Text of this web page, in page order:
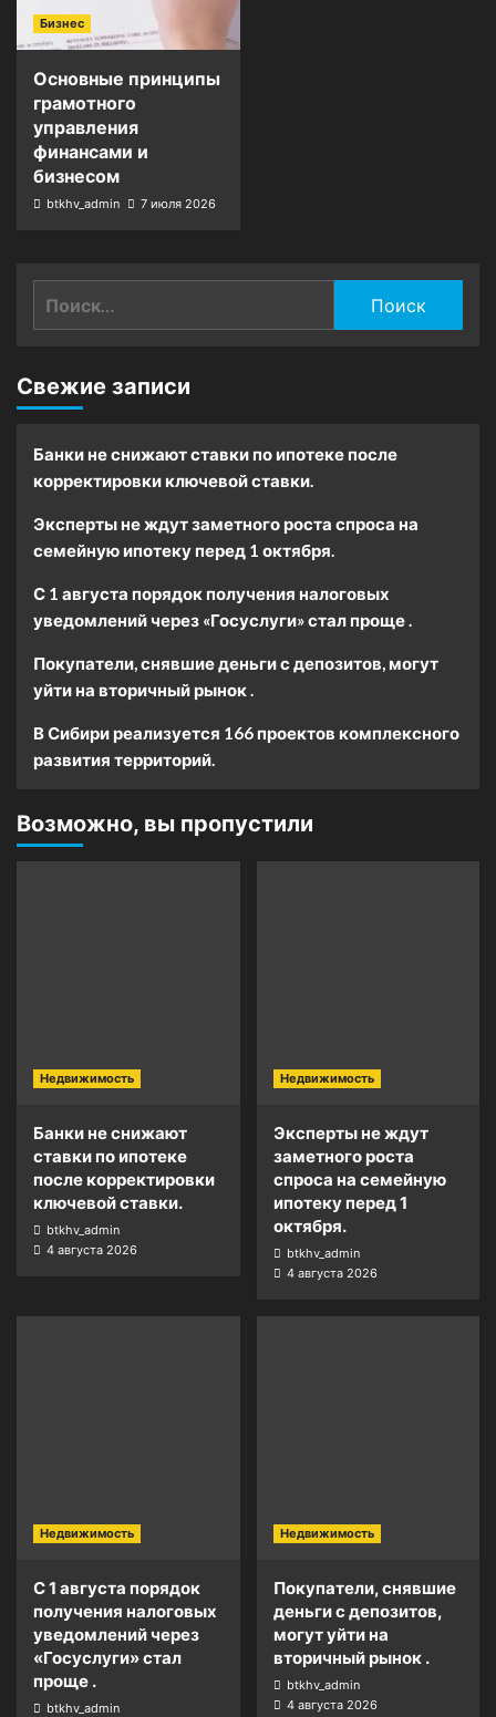
Бизнес
Основные принципы
грамотного
управления
финансами и
бизнесом
btkhv_admin 7 июля 2026
Свежие записи
Банки не снижают ставки по ипотеке после
корректировки ключевой ставки.
Эксперты не ждут заметного роста спроса на
семейную ипотеку перед 1 октября.
С 1 августа порядок получения налоговых
уведомлений через «Госуслуги» стал проще .
Покупатели, снявшие деньги с депозитов, могут
уйти на вторичный рынок .
В Сибири реализуется 166 проектов комплексного
развития территорий.
Возможно, вы пропустили
Недвижимость
Банки не снижают
ставки по ипотеке
после корректировки
ключевой ставки.
btkhv_admin
4 августа 2026
Недвижимость
Эксперты не ждут
заметного роста
спроса на семейную
ипотеку перед 1
октября.
btkhv_admin
4 августа 2026
Недвижимость
С 1 августа порядок
получения налоговых
уведомлений через
«Госуслуги» стал
проще .
btkhv_admin
Недвижимость
Покупатели, снявшие
деньги с депозитов,
могут уйти на
вторичный рынок .
btkhv_admin
4 августа 2026